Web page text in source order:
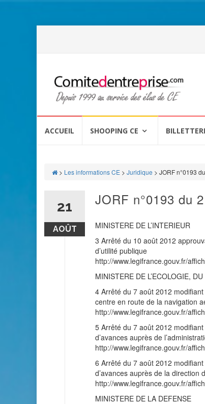
ACCUEIL SHOOPING CE
> Les informations CE > Juridique > JORF n°0193
21
AOÛT
JORF n°0193 du
MINISTERE DE L’INTERIEUR
3 Arrêté du 10 août 2012
d’utilité publique
http://www.legifrance.gouv.fr/
MINISTERE DE L’ECOLOGIE,
4 Arrêté du 7 août 2012
centre en route de la navigation
http://www.legifrance.gouv.fr/
5 Arrêté du 7 août 2012
d’avances auprès de
http://www.legifrance.gouv.fr/
6 Arrêté du 7 août 2012
d’avances auprès de la
http://www.legifrance.gouv.fr/
MINISTERE DE LA DEFENSE